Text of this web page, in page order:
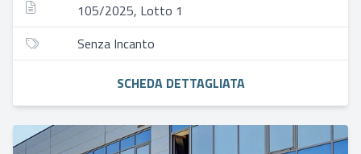
105/2025, Lotto 1
Senza Incanto
SCHEDA DETTAGLIATA